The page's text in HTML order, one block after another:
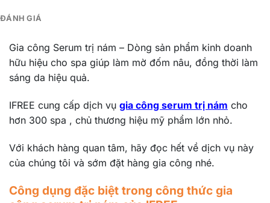
ĐÁNH GIÁ
Gia công Serum trị nám – Dòng sản phẩm kinh doanh
hữu hiệu cho spa giúp làm mờ đốm nâu, đồng thời làm
sáng da hiệu quả.
IFREE cung cấp dịch vụ gia công serum trị nám cho
hơn 300 spa , chủ thương hiệu mỹ phẩm lớn nhỏ.
Với khách hàng quan tâm, hãy đọc hết về dịch vụ này
của chúng tôi và sớm đặt hàng gia công nhé.
Công dụng đặc biệt trong công thức gia